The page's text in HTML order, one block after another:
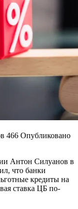
466 Опубликовано
Антон Силуанов в
что банки
кредиты на
ставка ЦБ по-